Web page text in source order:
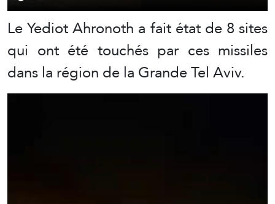
Le Yediot Ahronoth a fait état de 8 sites
qui ont été touchés par ces missiles
dans la région de la Grande Tel Aviv.